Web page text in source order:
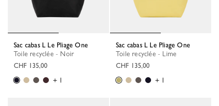
Sac cabas L Le Pliage One
Toile recyclée - Noir
CHF 135,00
+ 1
Sac cabas L Le Pliage One
Toile recyclée - Lime
CHF 135,00
+ 1